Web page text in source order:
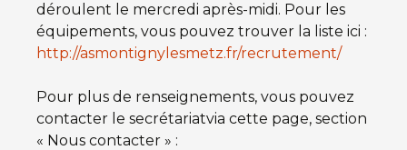
déroulent le mercredi après-midi. Pour les
équipements, vous pouvez trouver la liste ici :
http://asmontignylesmetz.fr/recrutement/
Pour plus de renseignements, vous pouvez
contacter le secrétariatvia cette page, section
« Nous contacter » :